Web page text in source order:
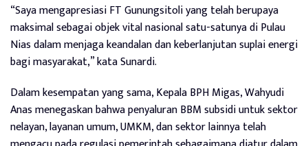
“Saya mengapresiasi FT Gunungsitoli yang telah berupaya
maksimal sebagai objek vital nasional satu-satunya di Pulau
Nias dalam menjaga keandalan dan keberlanjutan suplai energi
bagi masyarakat,” kata Sunardi.
Dalam kesempatan yang sama, Kepala BPH Migas, Wahyudi
Anas menegaskan bahwa penyaluran BBM subsidi untuk sektor
nelayan, layanan umum, UMKM, dan sektor lainnya telah